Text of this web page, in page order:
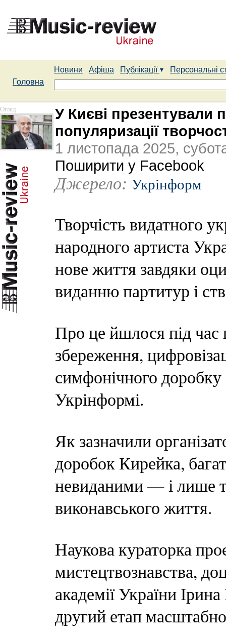
Новини Афіша Публікації
Персональні
Головна
Огляд
У Києві презентували
популяризації
1 листопада 2025,
Поширити у Facebook
Джерело: Укрінформ
Творчість видатного
народного артиста
нове життя завдяки
виданню партитур і
Про це йшлося під час
збереження,
симфонічного доробку
Укрінформі.
Як зазначили
доробок Кирейка,
невиданими — і лише
виконавського життя.
Наукова кураторка
мистецтвознавства,
академії України
другий етап